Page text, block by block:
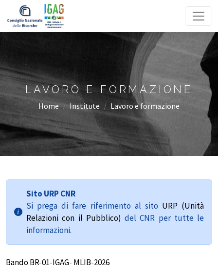
Homepage
LAVORO E FORMAZIONE
Home Institute Lavoro e formazione
Sito URP CNR
Si prega di fare riferimento al sito URP (Unità
Relazioni con il Pubblico) del CNR per tutte le
informazioni.
Bando BR-01-IGAG- MLIB-2026